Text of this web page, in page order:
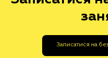
Записатися на